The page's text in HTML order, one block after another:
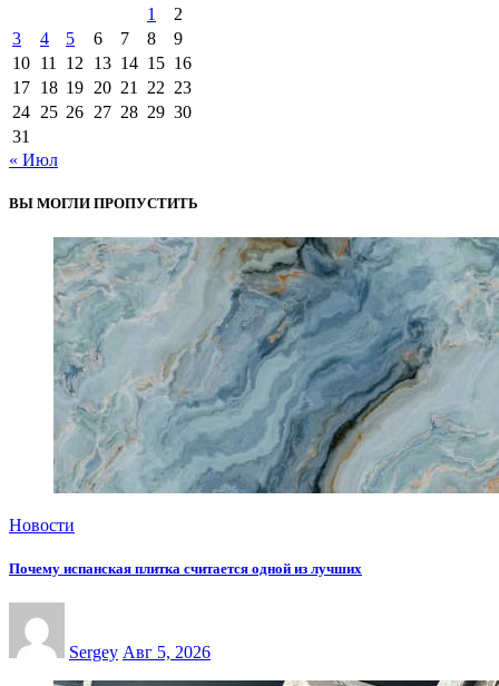
1
2
3
4 5 6 7 8
9
10 11 12 13 14 15 16
17 18 19 20 21 22 23
24 25 26 27 28 29 30
31
« Июл
ВЫ МОГЛИ ПРОПУСТИТЬ
Новости
Почему испанская плитка считается одной из лучших
Sergey Авг 5, 2026